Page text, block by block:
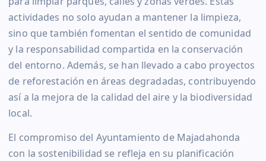
actividades no solo ayudan a mantener la limpieza,
sino que también fomentan el sentido de comunidad
y la responsabilidad compartida en la conservación
del entorno. Además, se han llevado a cabo proyectos
de reforestación en áreas degradadas, contribuyendo
así a la mejora de la calidad del aire y la biodiversidad
local.
El compromiso del Ayuntamiento de Majadahonda
con la sostenibilidad se refleja en su planificación